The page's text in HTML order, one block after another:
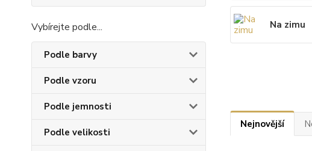
Vybírejte podle...
Podle barvy
Podle vzoru
Podle jemnosti
Podle velikosti
Na zimu
Nejnovější